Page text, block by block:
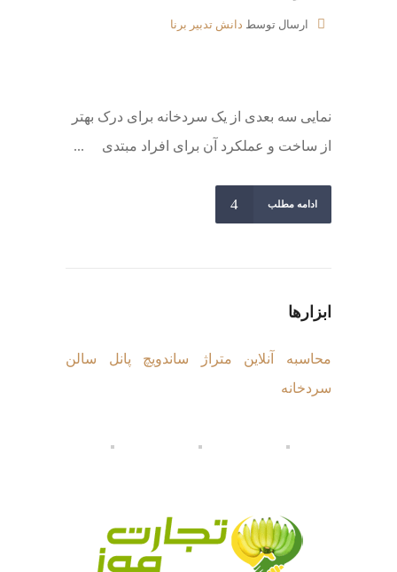
ارسال توسط دانش تدبیر برنا
نمایی سه بعدی از یک سردخانه برای درک بهتر
از ساخت و عملکرد آن برای افراد مبتدی ...
ادامه مطلب
ابزارها
محاسبه آنلاین متراژ ساندویچ پانل سالن
سردخانه